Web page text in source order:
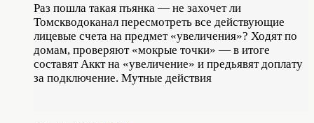
Раз пошла такая пъянка — не захочет ли
Томскводоканал пересмотреть все действующие
лицевые счета на предмет «увеличения»? Ходят по
домам, проверяют «мокрые точки» — в итоге
составят Аккт на «увеличение» и предьявят доплату
за подключение. Мутные действия